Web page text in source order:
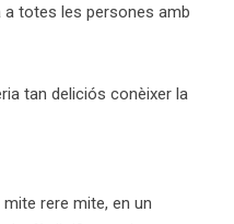
a totes les persones amb
tan deliciós conèixer la
rere mite, en un